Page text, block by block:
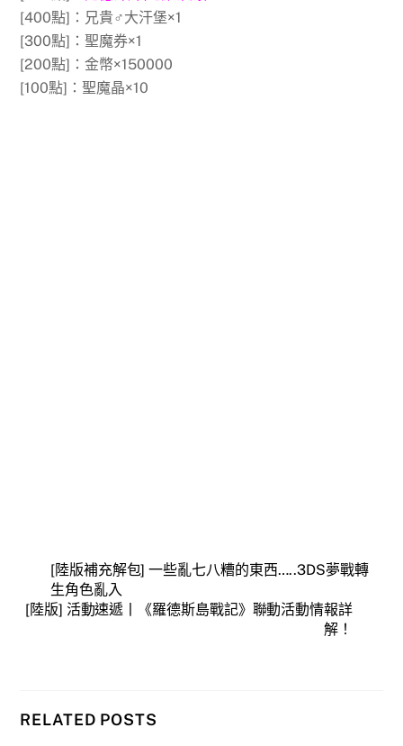
[400點]：兄貴♂大汗堡×1
[300點]：聖魔券×1
[200點]：金幣×150000
[100點]：聖魔晶×10
[陸版補充解包] 一些亂七八糟的東西…..3DS夢戰轉
生角色亂入
[陸版] 活動速遞丨《羅德斯島戰記》聯動活動情報詳
解！
RELATED POSTS